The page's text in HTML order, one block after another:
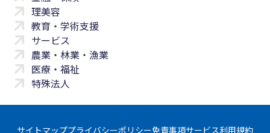
理美容
教育・学術支援
サービス
農業・林業・漁業
医療・福祉
特殊法人
サイトマッププライバシーポリシー免責事項サービス利用規約